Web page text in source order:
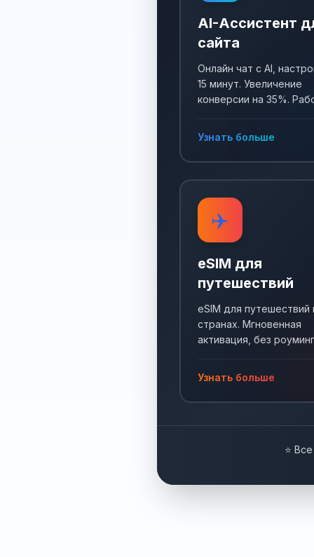
AI-Ассистент
сайта
Онлайн чат с AI,
15 минут. Увеличение
конверсии на 35%.
Узнать больше
✈️
eSIM для
путешествий
eSIM для путешествий
странах. Мгновенная
активация, без
Узнать больше
⭐